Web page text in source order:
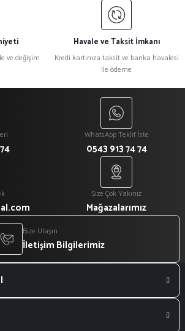
ve değişim
Havale ve Taksit İmkanı
Kredi kartınıza taksit ve banka havalesi
ile ödeme
WhatsApp Teklif İste
0543 913 74 74
Size Çok Yakınız
Mağazalarımız
Bize Ulaşın
İletişim Bilgilerimiz